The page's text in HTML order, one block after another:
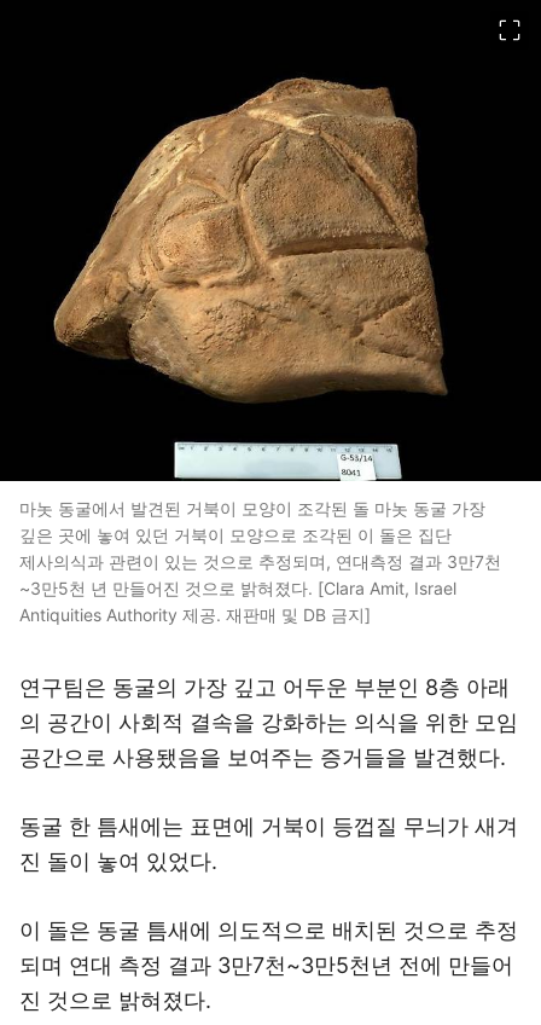
마놋 동굴에서 발견된 거북이 모양이 조각된 돌 마놋 동굴 가장
깊은 곳에 놓여 있던 거북이 모양으로 조각된 이 돌은 집단
제사의식과 관련이 있는 것으로 추정되며, 연대측정 결과 3만7천
~3만5천 년 만들어진 것으로 밝혀졌다. [Clara Amit, Israel
Antiquities Authority 제공. 재판매 및 DB 금지]
연구팀은 동굴의 가장 깊고 어두운 부분인 8층 아래
의 공간이 사회적 결속을 강화하는 의식을 위한 모임
공간으로 사용됐음을 보여주는 증거들을 발견했다.
동굴 한 틈새에는 표면에 거북이 등껍질 무늬가 새겨
진 돌이 놓여 있었다.
이 돌은 동굴 틈새에 의도적으로 배치된 것으로 추정
되며 연대 측정 결과 3만7천~3만5천년 전에 만들어
진 것으로 밝혀졌다.